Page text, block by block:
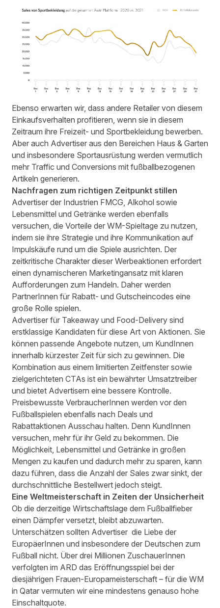
Ebenso erwarten wir, dass andere Retailer von diesem
Einkaufsverhalten profitieren, wenn sie in diesem
Zeitraum ihre Freizeit- und Sportbekleidung bewerben.
Aber auch Advertiser aus den Bereichen Haus & Garten
und insbesondere Sportausrüstung werden vermutlich
mehr Traffic und Conversions mit fußballbezogenen
Artikeln generieren.
Nachfragen zum richtigen Zeitpunkt stillen
Advertiser der Industrien FMCG, Alkohol sowie
Lebensmittel und Getränke werden ebenfalls
versuchen, die Vorteile der WM-Spieltage zu nutzen,
indem sie ihre Strategie und ihre Kommunikation auf
Impulskäufe rund um die Spiele ausrichten. Der
zeitkritische Charakter dieser Werbeaktionen erfordert
einen dynamischeren Marketingansatz mit klaren
Aufforderungen zum Handeln. Daher werden
PartnerInnen für Rabatt- und Gutscheincodes eine
große Rolle spielen.
Advertiser für Takeaway und Food-Delivery sind
erstklassige Kandidaten für diese Art von Aktionen. Sie
können passende Angebote nutzen, um KundInnen
innerhalb kürzester Zeit für sich zu gewinnen. Die
Kombination aus einem limitierten Zeitfenster sowie
zielgerichteten CTAs ist ein bewährter Umsatztreiber
und bietet Advertisern eine bessere Kontrolle.
Preisbewusste VerbraucherInnen werden vor den
Fußballspielen ebenfalls nach Deals und
Rabattaktionen Ausschau halten. Denn KundInnen
versuchen, mehr für ihr Geld zu bekommen. Die
Möglichkeit, Lebensmittel und Getränke in großen
Mengen zu kaufen und dadurch mehr zu sparen, kann
dazu führen, dass die Anzahl der Sales zwar sinkt, der
durchschnittliche Bestellwert jedoch steigt.
Eine Weltmeisterschaft in Zeiten der Unsicherheit
Ob die derzeitige Wirtschaftslage dem Fußballfieber
einen Dämpfer versetzt, bleibt abzuwarten.
Unterschätzen sollten Advertiser die Liebe der
EuropäerInnen und insbesondere der Deutschen zum
Fußball nicht. Über drei Millionen ZuschauerInnen
verfolgten im ARD das Eröffnungsspiel bei der
diesjährigen Frauen-Europameisterschaft – für die WM
in Qatar vermuten wir eine mindestens genauso hohe
Einschaltquote.